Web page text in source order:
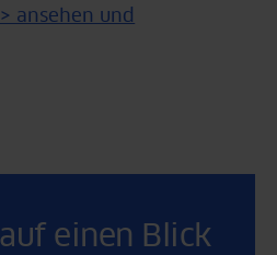
ansehen und
einen Blick